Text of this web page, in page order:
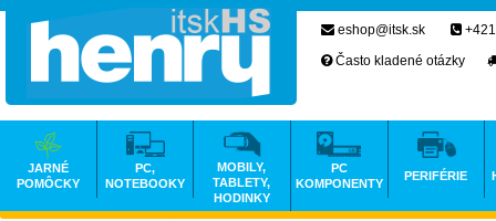
eshop@itsk.sk
Často kladené otázky
JARNÉ
POMÔCKY
PC,
NOTEBOOKY
MOBILY,
TABLETY,
HODINKY
PC
KOMPONENTY
PERIFÉRIE